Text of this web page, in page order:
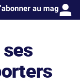
au mag